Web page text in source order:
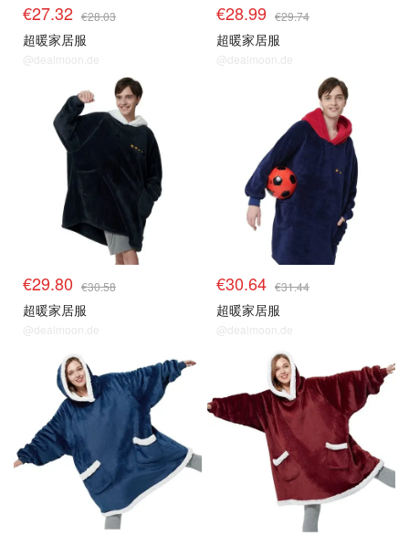
€27.32 €28.03
超暖家居服
@dealmoon.de
€28.99 €29.74
超暖家居服
@dealmoon.de
€29.80 €30.58
超暖家居服
@dealmoon.de
€30.64 €31.44
超暖家居服
@dealmoon.de